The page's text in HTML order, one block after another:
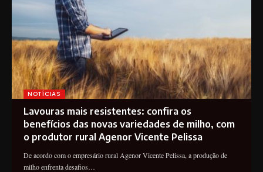
NOTÍCIAS
Lavouras mais resistentes: confira os
benefícios das novas variedades de milho, com
o produtor rural Agenor Vicente Pelissa
De acordo com o empresário rural Agenor Vicente Pelissa, a produção de
milho enfrenta desafios…